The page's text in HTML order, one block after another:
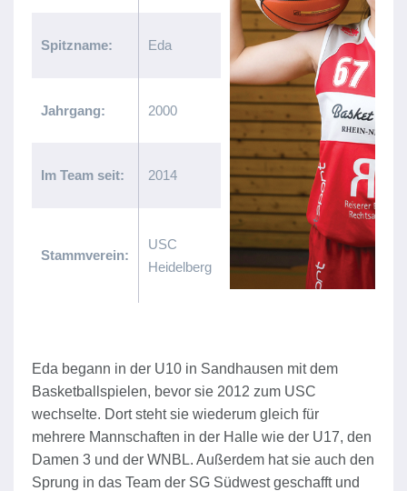
Spitzname: Eda
Jahrgang: 2000
Im Team seit: 2014
Stammverein:
USC
Heidelberg
Eda begann in der U10 in Sandhausen mit dem
Basketballspielen, bevor sie 2012 zum USC
wechselte. Dort steht sie wiederum gleich für
mehrere Mannschaften in der Halle wie der U17, den
Damen 3 und der WNBL. Außerdem hat sie auch den
Sprung in das Team der SG Südwest geschafft und